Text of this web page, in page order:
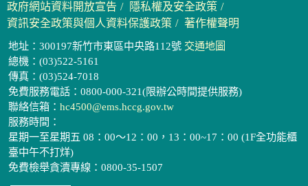
政府網站資料開放宣告
隱私權及安全政策
資訊安全政策與個人資料保護政策
著作權聲明
地址：300197新竹市東區中央路112號 交通地圖
總機：(03)522-5161
傳真：(03)524-7018
免費服務電話：0800-000-321(限辦公時間提供服務)
聯絡信箱： hc4500@ems.hccg.gov.tw
服務時間：
星期一至星期五 08：00～12：00，13：00~17：00 (1F全功能櫃
臺中午不打烊)
免費檢舉貪瀆專線：0800-35-1507